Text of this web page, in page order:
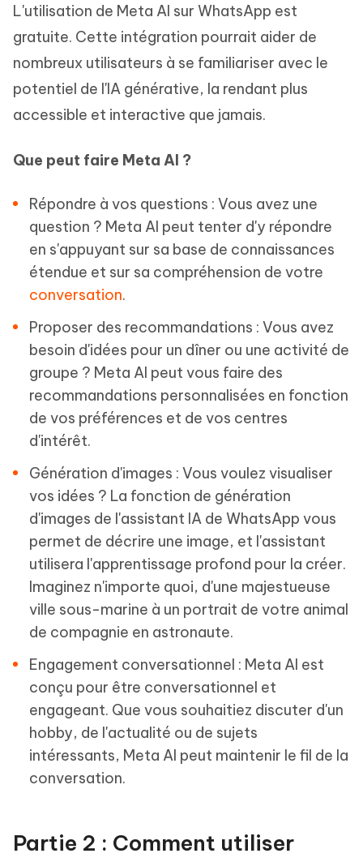
L'utilisation de Meta AI sur WhatsApp est
gratuite. Cette intégration pourrait aider de
nombreux utilisateurs à se familiariser avec le
potentiel de l'IA générative, la rendant plus
accessible et interactive que jamais.
Que peut faire Meta AI ?
Répondre à vos questions : Vous avez une
question ? Meta AI peut tenter d'y répondre
en s'appuyant sur sa base de connaissances
étendue et sur sa compréhension de votre
conversation.
Proposer des recommandations : Vous avez
besoin d'idées pour un dîner ou une activité de
groupe ? Meta AI peut vous faire des
recommandations personnalisées en fonction
de vos préférences et de vos centres
d'intérêt.
Génération d'images : Vous voulez visualiser
vos idées ? La fonction de génération
d'images de l'assistant IA de WhatsApp vous
permet de décrire une image, et l'assistant
utilisera l'apprentissage profond pour la créer.
Imaginez n'importe quoi, d'une majestueuse
ville sous-marine à un portrait de votre animal
de compagnie en astronaute.
Engagement conversationnel : Meta AI est
conçu pour être conversationnel et
engageant. Que vous souhaitiez discuter d'un
hobby, de l'actualité ou de sujets
intéressants, Meta AI peut maintenir le fil de la
conversation.
Partie 2 : Comment utiliser